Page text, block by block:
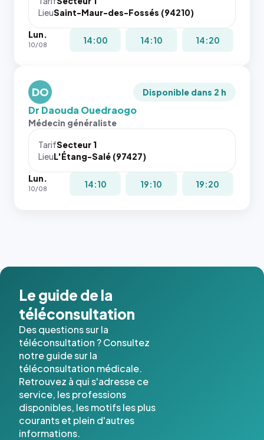
navigateur
pas la
place, et
les trois
dernières
images de
l'annuaire
dans ce
cas. #}
LieuSaint-Maur-des-Fossés (94210)
Lun.
10/08 14:00 14:10 14:20
DO Disponible dans 2 h
Dr Daouda Ouedraogo
Médecin généraliste
TarifSecteur 1
LieuL'Étang-Salé (97427)
Lun.
10/08 14:10 19:10 19:20
Le guide de la
téléconsultation
Des questions sur la
téléconsultation ? Consultez
notre guide sur la
téléconsultation médicale.
Retrouvez à qui s'adresse ce
service, les professions
disponibles, les motifs les plus
courants et plein d'autres
informations.